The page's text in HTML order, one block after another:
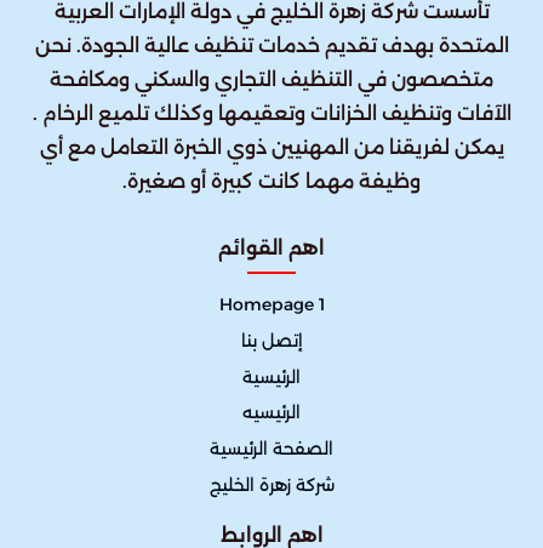
تأسست شركة زهرة الخليج في دولة الإمارات العربية
المتحدة بهدف تقديم خدمات تنظيف عالية الجودة. نحن
متخصصون في التنظيف التجاري والسكني ومكافحة
الآفات وتنظيف الخزانات وتعقيمها وكذلك تلميع الرخام .
يمكن لفريقنا من المهنيين ذوي الخبرة التعامل مع أي
وظيفة مهما كانت كبيرة أو صغيرة.
اهم القوائم
Homepage 1
إتصل بنا
الرئيسية
الرئيسيه
الصفحة الرئيسية
شركة زهرة الخليج
اهم الروابط